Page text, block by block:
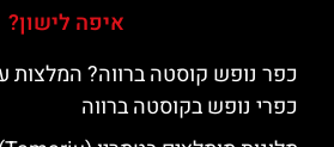
איפה לישון?
כפר נופש קוסטה ברווה? המלצות
כפרי נופש בקוסטה ברווה